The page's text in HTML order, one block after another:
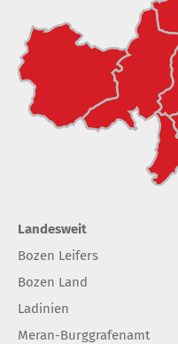
Landesweit
Bozen Leifers
Bozen Land
Ladinien
Meran-Burggrafenamt